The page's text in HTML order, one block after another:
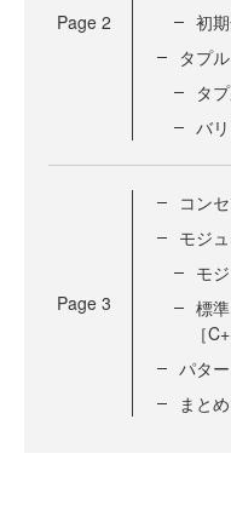
Page 2
初
タプ
タ
バ
Page 3
コン
モジ
モ
標
［
パタ
まとめ